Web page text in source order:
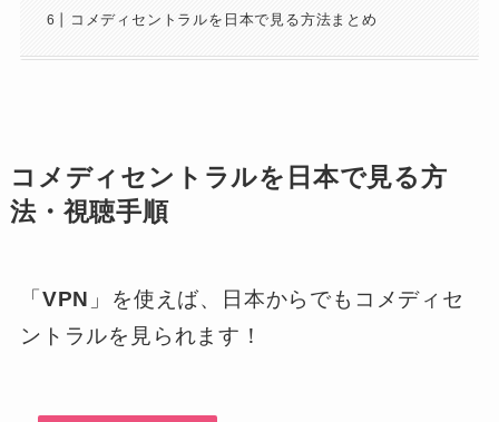
コメディセントラルを日本で見る方法まとめ
コメディセントラルを日本で見る方
法・視聴手順
「VPN 」を使えば、日本からでもコメディセ
ントラルを見られます！